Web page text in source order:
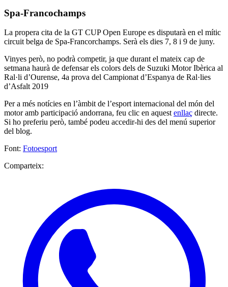
Spa-Francochamps
La propera cita de la GT CUP Open Europe es disputarà en el mític
circuit belga de Spa-Francorchamps. Serà els dies 7, 8 i 9 de juny.
Vinyes però, no podrà competir, ja que durant el mateix cap de
setmana haurà de defensar els colors dels de Suzuki Motor Ibèrica al
Ral·li d’Ourense, 4a prova del Campionat d’Espanya de Ral·lies
d’Asfalt 2019
Per a més notícies en l’àmbit de l’esport internacional del món del
motor amb participació andorrana, feu clic en aquestenllaç directe.
Si ho preferiu però, també podeu accedir-hi des del menú superior
del blog.
Font: Fotoesport
Comparteix: